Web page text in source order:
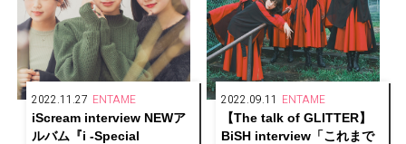
2022.11.27 ENTAME
iScream interview NEWア
ルバム『i -Special
2022.09.11 ENTAME
【The talk of GLITTER】
BiSH interview「これまで